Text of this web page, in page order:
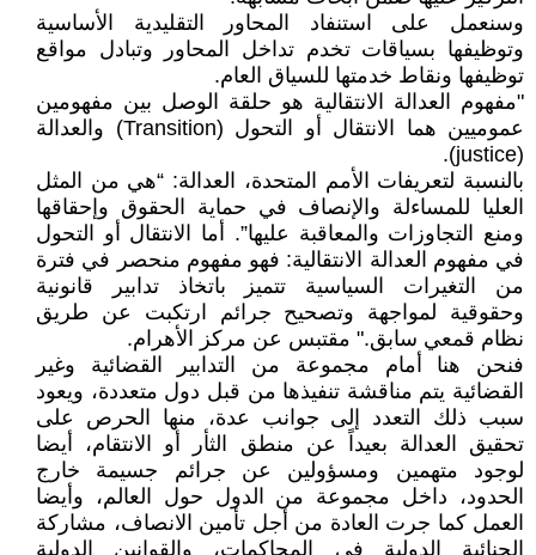
وسنعمل على استنفاد المحاور التقليدية الأساسية
وتوظيفها بسياقات تخدم تداخل المحاور وتبادل مواقع
توظيفها ونقاط خدمتها للسياق العام.
"مفهوم العدالة الانتقالية هو حلقة الوصل بين مفهومين
عموميين هما الانتقال أو التحول (Transition) والعدالة
(justice).
بالنسبة لتعريفات الأمم المتحدة، العدالة: “هي من المثل
العليا للمساءلة والإنصاف في حماية الحقوق وإحقاقها
ومنع التجاوزات والمعاقبة عليها”. أما الانتقال أو التحول
في مفهوم العدالة الانتقالية: فهو مفهوم منحصر في فترة
من التغيرات السياسية تتميز باتخاذ تدابير قانونية
وحقوقية لمواجهة وتصحيح جرائم ارتكبت عن طريق
نظام قمعي سابق." مقتبس عن مركز الأهرام.
فنحن هنا أمام مجموعة من التدابير القضائية وغير
القضائية يتم مناقشة تنفيذها من قبل دول متعددة، ويعود
سبب ذلك التعدد إلى جوانب عدة، منها الحرص على
تحقيق العدالة بعيداً عن منطق الثأر أو الانتقام، أيضا
لوجود متهمين ومسؤولين عن جرائم جسيمة خارج
الحدود، داخل مجموعة من الدول حول العالم، وأيضا
العمل كما جرت العادة من أجل تأمين الانصاف، مشاركة
الجنائية الدولية في المحاكمات، والقوانين الدولية